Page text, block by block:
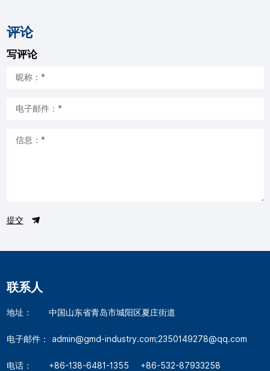
评论
写评论
提交
联系人
地址： 中国山东省青岛市城阳区夏庄街道
电子邮件： admin@gmd-industry.com;2350149278@qq.com
电话： +86-138-6481-1355 +86-532-87933258